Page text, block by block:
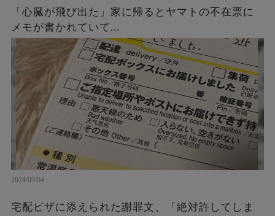
「心臓が飛び出た」家に帰るとヤマトの不在票に
メモが書かれていて...
2024/09/04
宅配ピザに添えられた謝罪文、「絶対許してしま